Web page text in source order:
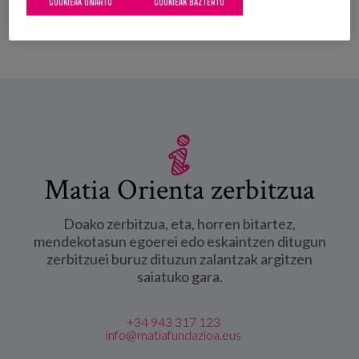
Matia Orienta zerbitzua
Doako zerbitzua, eta, horren bitartez,
mendekotasun egoerei edo eskaintzen ditugun
zerbitzuei buruz dituzun zalantzak argitzen
saiatuko gara.
+34 943 317 123
info@matiafundazioa.eus